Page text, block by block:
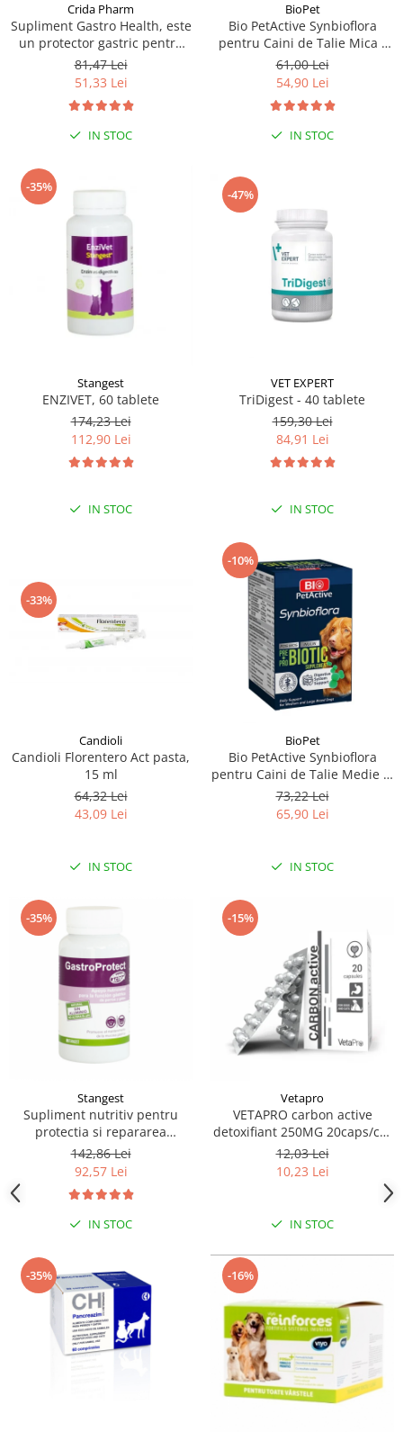
Crida Pharm
Supliment Gastro Health, este
un protector gastric pentru
caini si pisici, 30 capsule
81,47 Lei
51,33 Lei
IN STOC
BioPet
Bio PetActive Synbioflora
pentru Caini de Talie Mica -
60 tablete
61,00 Lei
54,90 Lei
IN STOC
-35%
Stangest
ENZIVET, 60 tablete
174,23 Lei
112,90 Lei
IN STOC
-47%
VET EXPERT
TriDigest - 40 tablete
159,30 Lei
84,91 Lei
IN STOC
-33%
Candioli
Candioli Florentero Act pasta,
15 ml
64,32 Lei
43,09 Lei
IN STOC
-10%
BioPet
Bio PetActive Synbioflora
pentru Caini de Talie Medie si
Mare 60 tablete
73,22 Lei
65,90 Lei
IN STOC
-35%
Stangest
Supliment nutritiv pentru
protectia si repararea
mucoasei gastrice la caini si
pisici, GASTROPROTECT
Stangest, 30 tablete
142,86 Lei
92,57 Lei
IN STOC
-15%
Vetapro
VETAPRO carbon active
detoxifiant 250MG 20caps/cut
suport gastrointestinal caini si
pisici
12,03 Lei
10,23 Lei
IN STOC
-35% -16%